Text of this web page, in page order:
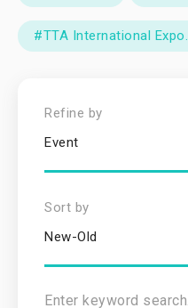
#TTA International Expo.
Refine by
Event
Sort by
New-Old